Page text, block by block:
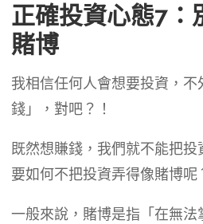
正確投資心態7：
賭博
我相信任何人會想要投資，不
錢」，對吧？！
既然想賺錢，我們就不能把
要如何不把投資弄得像賭博呢
一般來說，賭博是指「在無法